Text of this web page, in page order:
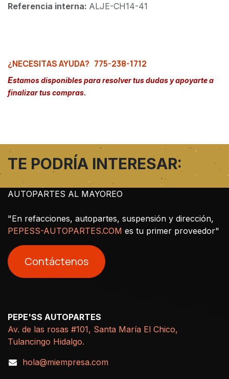
Referencia interna: ALJE-CH14-41
¿NECESITAS AYUDA? 775-238-1712
Estamos disponibles para resolver tus dudas y apoyarte a
finalizar tus compras.
TE PODRÍA INTERESAR:
AUTOPARTES AL MAYOREO
"En refacciones, autopartes, suspensión y dirección,
PEPESS-AUTOPARTES.COM es tu primer proveedor"
Contáctenos
PEPE'SS AUTOPARTES
Av. de las rosas #101, Santa María El Chico,
Tulancingo Hidalgo.
hola@miempresa.com